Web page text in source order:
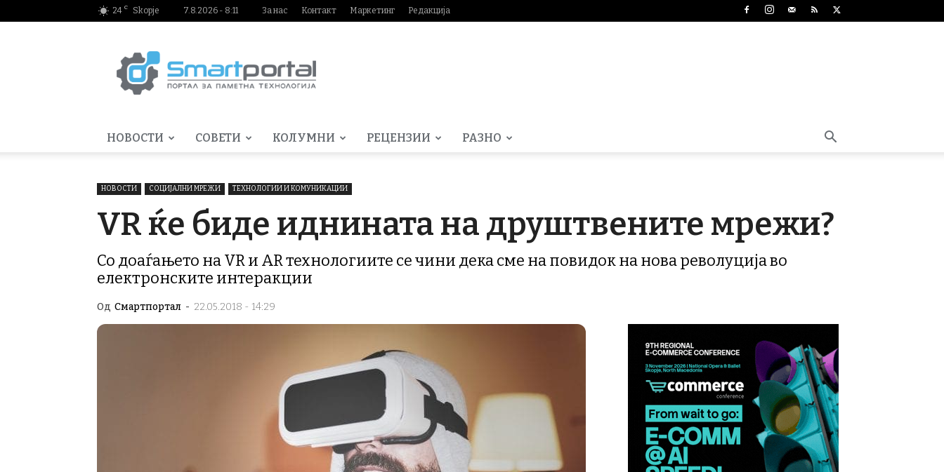
24 C Skopje 7.8.2026 - 8:11 За нас Контакт Маркетинг Редакција
НОВОСТИ СОВЕТИ КОЛУМНИ РЕЦЕНЗИИ РАЗНО
НОВОСТИ СОЦИЈАЛНИ МРЕЖИ ТЕХНОЛОГИИ И КОМУНИКАЦИИ
VR ќе биде иднината на друштвените мрежи?
Со доаѓањето на VR и AR технологиите се чини дека сме на повидок на нова револуција во
електронските интеракции
Од Смартпортал - 22.05.2018 - 14:29